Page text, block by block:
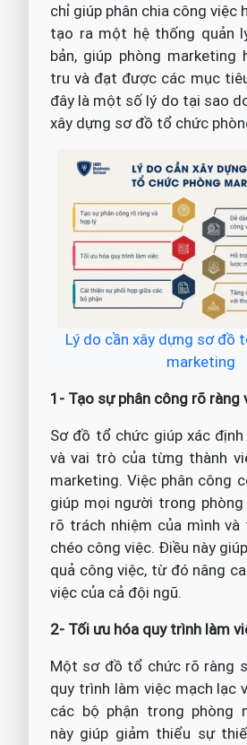
chỉ giúp phân chia công việc
tạo ra một hệ thống quản
bản, giúp phòng
tru và đạt được các mục
đây là một số lý do tại sao
xây dựng sơ đồ tổ chức
Lý do cần xây dựng sơ đồ
marketing
1- Tạo sự phân công rõ ràng
Sơ đồ tổ chức giúp xác
và vai trò của từng thành
marketing. Việc phân công
giúp mọi người trong
rõ trách nhiệm của mình và
chéo công việc. Điều này
quả công việc, từ đó nâng
việc của cả đội ngũ.
2- Tối ưu hóa quy trình làm
Một sơ đồ tổ chức rõ ràng
quy trình làm việc mạch lạc
các bộ phận trong phòng
này giúp giảm thiểu sự